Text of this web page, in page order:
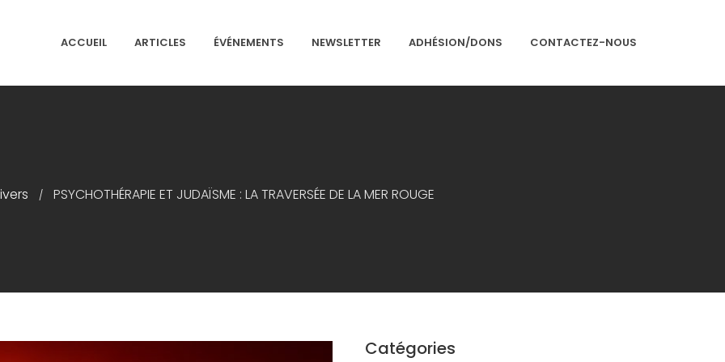
Adhésion/Dons
ACCUEIL ARTICLES ÉVÉNEMENTS NEWSLETTER ADHÉSION/DONS CONTACTEZ-NOUS
/ PSYCHOTHÉRAPIE ET JUDAÏSME : LA TRAVERSÉE DE LA MER ROUGE
Catégories